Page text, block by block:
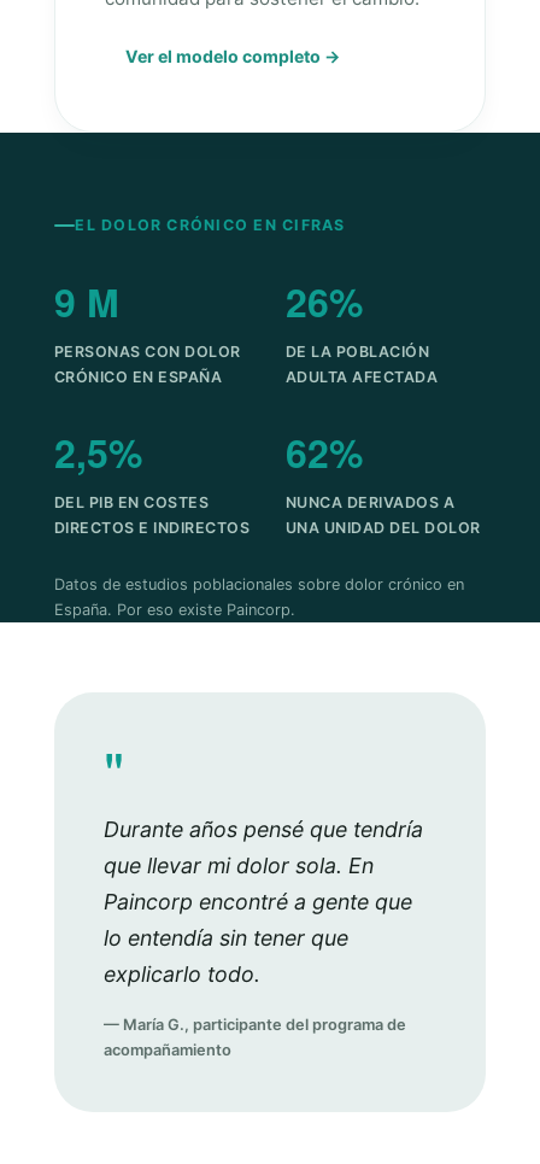
Ver el modelo completo →
EL DOLOR CRÓNICO EN CIFRAS
9 M
PERSONAS CON DOLOR
CRÓNICO EN ESPAÑA
26%
DE LA POBLACIÓN
ADULTA AFECTADA
2,5%
DEL PIB EN COSTES
DIRECTOS E INDIRECTOS
62%
NUNCA DERIVADOS A
UNA UNIDAD DEL DOLOR
Datos de estudios poblacionales sobre dolor crónico en
España. Por eso existe Paincorp.
"
Durante años pensé que tendría
que llevar mi dolor sola. En
Paincorp encontré a gente que
lo entendía sin tener que
explicarlo todo.
— María G., participante del programa de
acompañamiento